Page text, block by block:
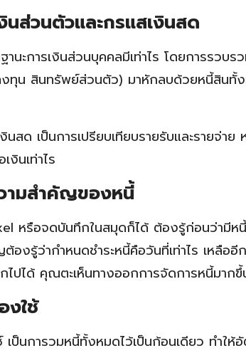
นส่วนตัวและกรแสเงินสด
านะการเงินส่วนบุคคลมีเท่าไร โดยการรว
ทุน สินทรัพย์ส่วนตัว) มาหักลบด้วยหนี้สินทั้ง
นสด เป็นการเปรียบเทียบรายรับและรายจ่า
งินเท่าไร
ามสำคัญของหนี้
หรือจดบันทึกในสมุดก็ได้ ต้องรู้ก่อนว่ามี
องรู้ว่ากำหนดชำระหนี้คือวันที่เท่าไร เหลื
ไปได้ คุณตะเห็นทางออกการจัดการหนี้มากขึ้
งใช้
เป็นการวมหนี้ทั้งหมดไว้เป็นก้อนเดียว ทำใ